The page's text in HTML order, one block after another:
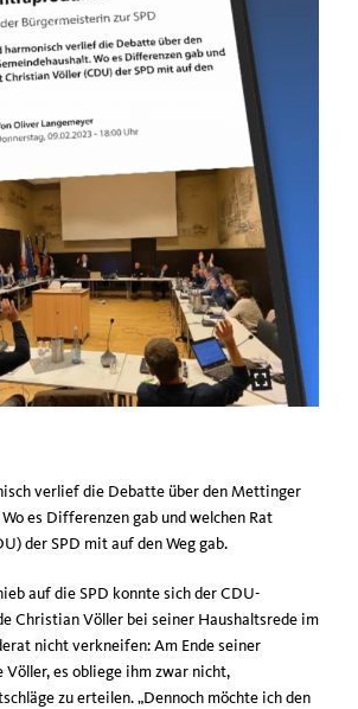
verlief die Debatte über den Mettinger
es Differenzen gab und welchen Rat
der SPD mit auf den Weg gab.
auf die SPD konnte sich der CDU-
Christian Völler bei seiner Haushaltsrede im
nicht verkneifen: Am Ende seiner
Völler, es obliege ihm zwar nicht,
zu erteilen. „Dennoch möchte ich den